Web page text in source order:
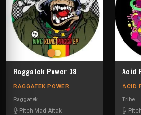
Raggatek Power 08
RAGGATEK POWER
Raggatek
Pitch Mad Attak
Acid
ACID
Tribe